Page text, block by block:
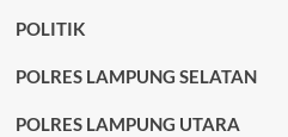
POLITIK
POLRES LAMPUNG SELATAN
POLRES LAMPUNG UTARA